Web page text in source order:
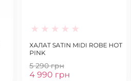
ХАЛАТ SATIN MIDI ROBE HOT
PINK
5 290 грн
4 990 грн